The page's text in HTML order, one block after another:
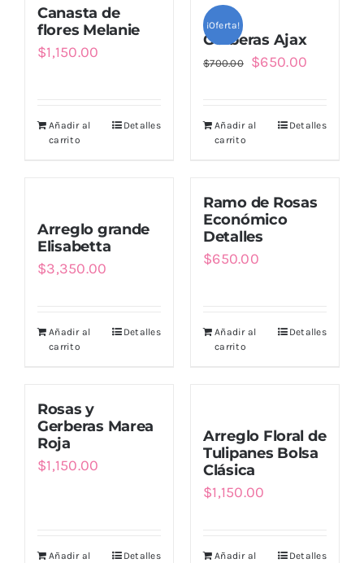
Canasta de
flores Melanie
$1,150.00
Añadir al
carrito
Detalles
¡Oferta!
Gerberas Ajax
$700.00
El
$650.00
Añadir al
carrito
Detalles
Arreglo grande
Elisabetta
$3,350.00
Añadir al
carrito
Detalles
Ramo de Rosas
Económico
Detalles
$650.00
Añadir al
carrito
Detalles
Rosas y
Gerberas Marea
Roja
$1,150.00
Añadir al
Detalles
Arreglo Floral de
Tulipanes Bolsa
Clásica
$1,150.00
Añadir al
Detalles